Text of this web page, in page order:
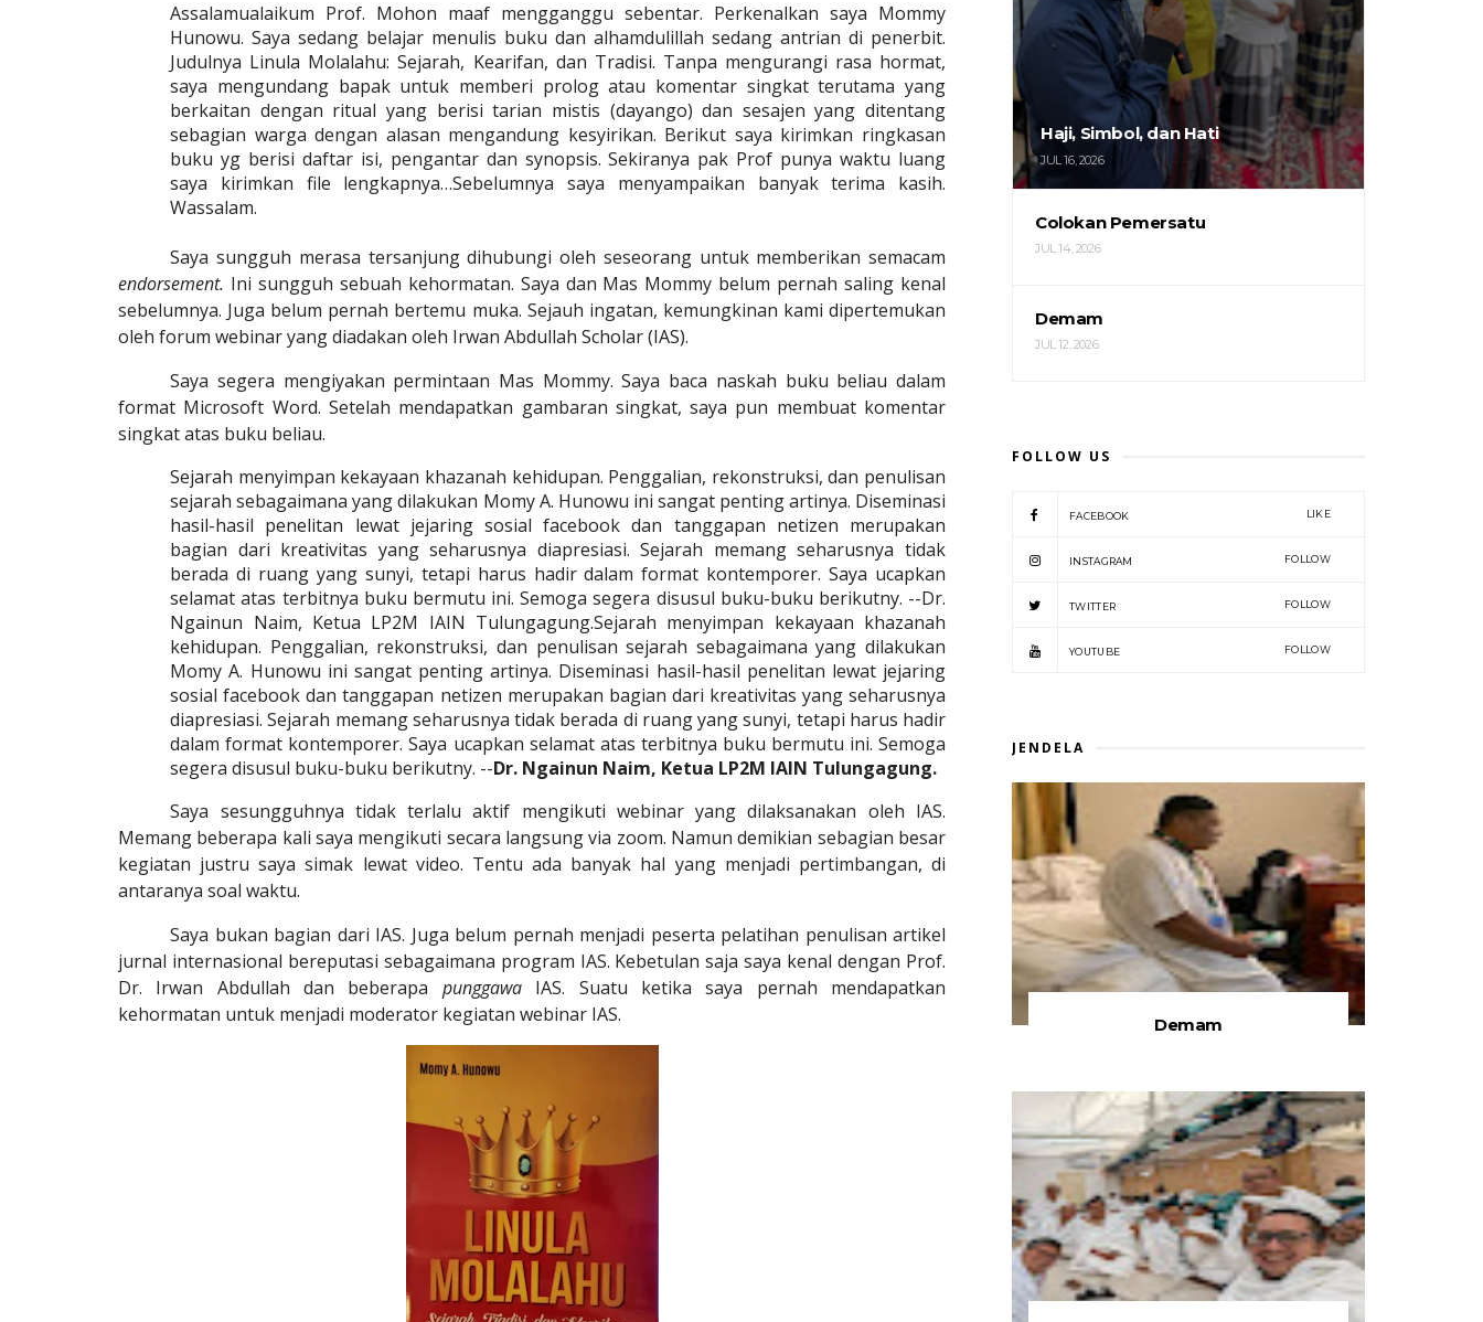
Assalamualaikum Prof. Mohon maaf mengganggu sebentar. Perkenalkan saya Mommy
Hunowu. Saya sedang belajar menulis buku dan alhamdulillah sedang antrian di penerbit.
Judulnya Linula Molalahu: Sejarah, Kearifan, dan Tradisi. Tanpa mengurangi rasa hormat,
saya mengundang bapak untuk memberi prolog atau komentar singkat terutama yang
berkaitan dengan ritual yang berisi tarian mistis (dayango) dan sesajen yang ditentang
sebagian warga dengan alasan mengandung kesyirikan. Berikut saya kirimkan ringkasan
buku yg berisi daftar isi, pengantar dan synopsis. Sekiranya pak Prof punya waktu luang
saya kirimkan file lengkapnya…Sebelumnya saya menyampaikan banyak terima kasih.
Wassalam.
Saya sungguh merasa tersanjung dihubungi oleh seseorang untuk memberikan semacam
endorsement. Ini sungguh sebuah kehormatan. Saya dan Mas Mommy belum pernah saling kenal
sebelumnya. Juga belum pernah bertemu muka. Sejauh ingatan, kemungkinan kami dipertemukan
oleh forum webinar yang diadakan oleh Irwan Abdullah Scholar (IAS).
Saya segera mengiyakan permintaan Mas Mommy. Saya baca naskah buku beliau dalam
format Microsoft Word. Setelah mendapatkan gambaran singkat, saya pun membuat komentar
singkat atas buku beliau.
Sejarah menyimpan kekayaan khazanah kehidupan. Penggalian, rekonstruksi, dan penulisan
sejarah sebagaimana yang dilakukan Momy A. Hunowu ini sangat penting artinya. Diseminasi
hasil-hasil penelitan lewat jejaring sosial facebook dan tanggapan netizen merupakan
bagian dari kreativitas yang seharusnya diapresiasi. Sejarah memang seharusnya tidak
berada di ruang yang sunyi, tetapi harus hadir dalam format kontemporer. Saya ucapkan
selamat atas terbitnya buku bermutu ini. Semoga segera disusul buku-buku berikutny. --Dr.
Ngainun Naim, Ketua LP2M IAIN Tulungagung.Sejarah menyimpan kekayaan khazanah
kehidupan. Penggalian, rekonstruksi, dan penulisan sejarah sebagaimana yang dilakukan
Momy A. Hunowu ini sangat penting artinya. Diseminasi hasil-hasil penelitan lewat jejaring
sosial facebook dan tanggapan netizen merupakan bagian dari kreativitas yang seharusnya
diapresiasi. Sejarah memang seharusnya tidak berada di ruang yang sunyi, tetapi harus hadir
dalam format kontemporer. Saya ucapkan selamat atas terbitnya buku bermutu ini. Semoga
segera disusul buku-buku berikutny. --Dr. Ngainun Naim, Ketua LP2M IAIN Tulungagung.
Saya sesungguhnya tidak terlalu aktif mengikuti webinar yang dilaksanakan oleh IAS.
Memang beberapa kali saya mengikuti secara langsung via zoom. Namun demikian sebagian besar
kegiatan justru saya simak lewat video. Tentu ada banyak hal yang menjadi pertimbangan, di
antaranya soal waktu.
Saya bukan bagian dari IAS. Juga belum pernah menjadi peserta pelatihan penulisan artikel
jurnal internasional bereputasi sebagaimana program IAS. Kebetulan saja saya kenal dengan Prof.
Dr. Irwan Abdullah dan beberapa punggawa IAS. Suatu ketika saya pernah mendapatkan
kehormatan untuk menjadi moderator kegiatan webinar IAS.
Haji, Simbol, dan Hati
JUL 16, 2026
Colokan Pemersatu
JUL 14, 2026
Demam
JUL 12, 2026
FOLLOW US
FACEBOOK LIKE
INSTAGRAM FOLLOW
TWITTER FOLLOW
YOUTUBE FOLLOW
JENDELA
Demam